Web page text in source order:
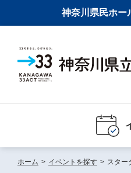
神奈川県民ホー
ホーム > イベントを探す > スター